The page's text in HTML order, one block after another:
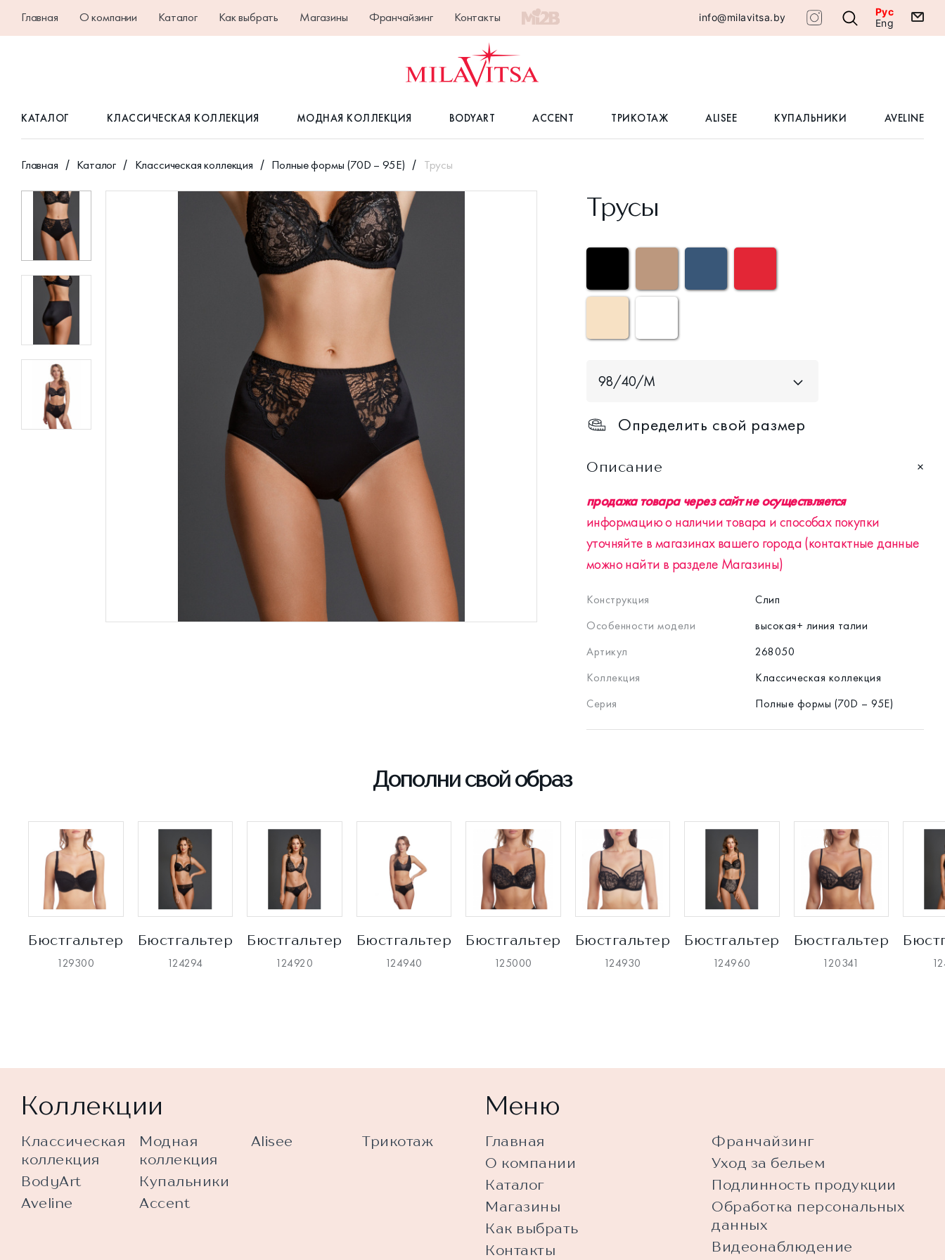
Главная О компании Каталог Как выбрать Магазины Франчайзинг Контакты info@milavitsa.by
Рус
Eng
КАТАЛОГ КЛАССИЧЕСКАЯ КОЛЛЕКЦИЯ МОДНАЯ КОЛЛЕКЦИЯ BODYART ACCENT ТРИКОТАЖ ALISEE КУПАЛЬНИКИ AVELINE
Главная Каталог Классическая коллекция Полные формы (70D – 95E) Трусы
Трусы
98/40/M
Определить свой размер
Описание
продажа товара через сайт не осуществляется
информацию о наличии товара и способах покупки
уточняйте в магазинах вашего города (контактные данные
можно найти в разделе Магазины)
Конструкция
Слип
Особенности модели
высокая+ линия талии
Артикул
268050
Коллекция
Классическая коллекция
Серия
Полные формы (70D – 95E)
Дополни свой образ
Бюстгальтер
129300
Бюстгальтер
124294
Бюстгальтер
124920
Бюстгальтер
124940
Бюстгальтер
125000
Бюстгальтер
124930
Бюстгальтер
124960
Бюстгальтер
120341
Коллекции
Классическая
коллекция
BodyArt
Aveline
Модная
коллекция
Купальники
Accent
Alisee Трикотаж
Меню
Главная
О компании
Каталог
Магазины
Как выбрать
Контакты
Франчайзинг
Уход за бельем
Подлинность продукции
Обработка персональных
данных
Видеонаблюдение